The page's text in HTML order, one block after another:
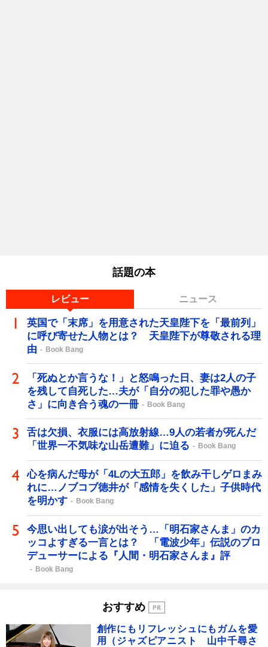
話題の本
レビュー ニュース
英国で「末席」を用意された天皇陛下を「最前列」
に呼び寄せた人物とは？ 天皇陛下が尊敬される理
由
Book Bang
「死ぬとか言うな！」と怒鳴った日、妻は2人の子
を残して自死した…夫が「自分の犯した罪や愚か
さ」に向き合う魂の一冊
Book Bang
舌は欠損、衣服には高放射線…9人の若者が死んだ
「世界一不気味な山岳遭難」に迫る
Book Bang
心を病んだ母が「4Lの大五郎」を飲み干しゲロまみ
れに…ノブコブ徳井が「感情を失くした」子供時代
を明かす
Book Bang
今思い出しても涙が出そう…「明石家さんま」のカ
ッコよすぎる一言とは？ 「電波少年」伝説のプロ
デューサーによる『人間・明石家さんま』評
Book Bang
おすすめ
創作にもリフレッシュにもガムを愛
用（ジャズピアニスト 山中千尋さ